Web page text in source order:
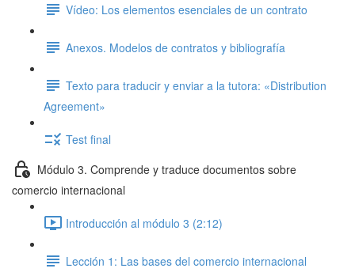
Vídeo: Los elementos esenciales de un contrato
Anexos. Modelos de contratos y bibliografía
Texto para traducir y enviar a la tutora: «Distribution
Agreement»
Test final
Módulo 3. Comprende y traduce documentos sobre
comercio internacional
Introducción al módulo 3 (2:12)
Lección 1: Las bases del comercio internacional